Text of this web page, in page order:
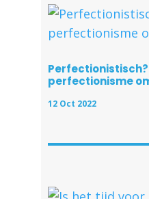
perfectionisme
12 Oct 2022